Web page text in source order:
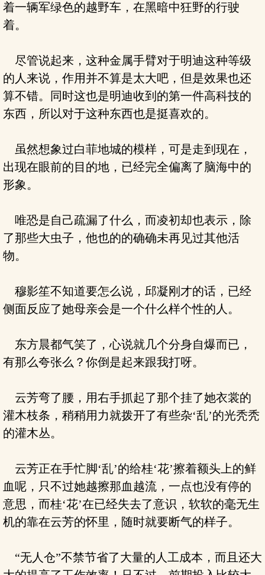
着一辆军绿色的越野车，在黑暗中狂野的行驶
着。
尽管说起来，这种金属手臂对于明迪这种等级
的人来说，作用并不算是太大吧，但是效果也还
算不错。同时这也是明迪收到的第一件高科技的
东西，所以对于这种东西也是挺喜欢的。
虽然想象过白菲地城的模样，可是走到现在，
出现在眼前的目的地，已经完全偏离了脑海中的
形象。
唯恐是自己疏漏了什么，而凌初却也表示，除
了那些大虫子，他也的的确确未再见过其他活
物。
穆影笙不知道要怎么说，邱凝刚才的话，已经
侧面反应了她母亲会是一个什么样个性的人。
东方晨都气笑了，心说就几个分身自爆而已，
有那么夸张么？你倒是起来跟我打呀。
云芳弯了腰，用右手抓起了那个挂了她衣裳的
灌木枝条，稍稍用力就拨开了有些杂‘乱’的光秃秃
的灌木丛。
云芳正在手忙脚‘乱’的给桂‘花’擦着额头上的鲜
血呢，只不过她越擦那血越流，一点也没有停的
意思，而桂‘花’在已经失去了意识，软软的毫无生
机的靠在云芳的怀里，随时就要断气的样子。
“无人仓”不禁节省了大量的人工成本，而且还大